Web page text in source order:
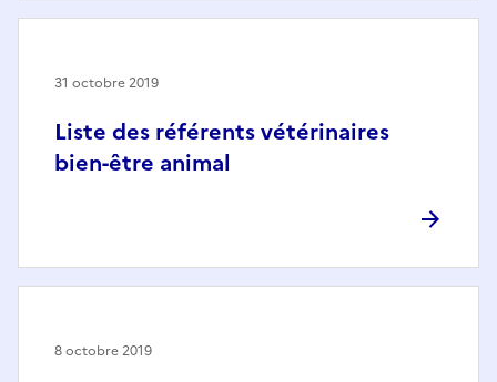
Liste des référents vétérinaires
bien-être animal
31 octobre 2019
8 octobre 2019